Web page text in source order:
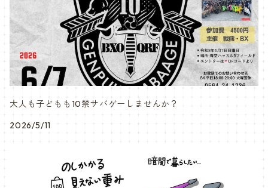
大人も子どもも10禁サバゲーしませんか？
2026/5/11